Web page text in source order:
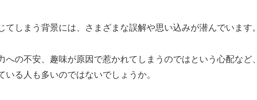
しまう背景には、さまざまな誤解や思い込みが潜んでいます。
の不安、趣味が原因で惹かれてしまうのではという心配など、
る人も多いのではないでしょうか。